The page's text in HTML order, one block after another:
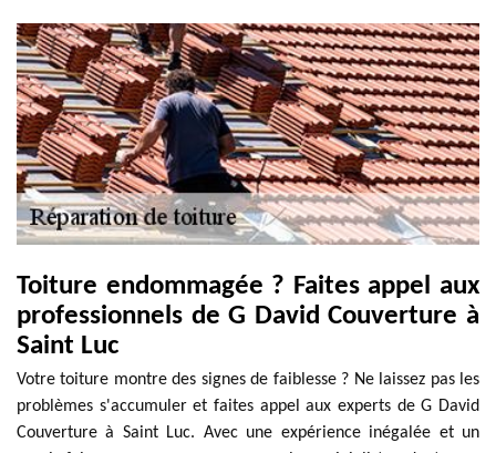
Toiture endommagée ? Faites appel aux
professionnels de G David Couverture à
Saint Luc
Votre toiture montre des signes de faiblesse ? Ne laissez pas les
problèmes s'accumuler et faites appel aux experts de G David
Couverture à Saint Luc. Avec une expérience inégalée et un